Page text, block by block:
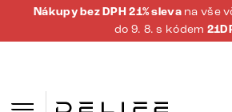
Nákupy bez DPH 21% sleva na vše
do 9. 8. s kódem